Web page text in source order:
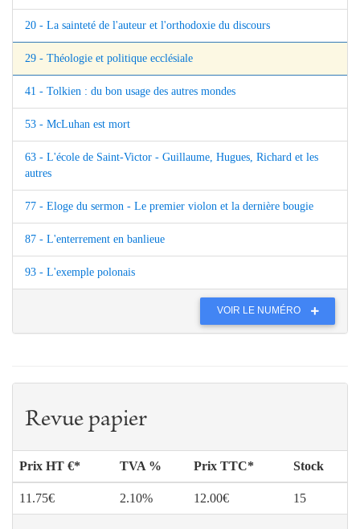
20 - La sainteté de l'auteur et l'orthodoxie du discours
29 - Théologie et politique ecclésiale
41 - Tolkien : du bon usage des autres mondes
53 - McLuhan est mort
63 - L'école de Saint-Victor - Guillaume, Hugues, Richard et les
autres
77 - Eloge du sermon - Le premier violon et la dernière bougie
87 - L'enterrement en banlieue
93 - L'exemple polonais
VOIR LE NUMÉRO
Revue papier
Prix HT €* TVA % Prix TTC* Stock
11.75€ 2.10% 12.00€ 15